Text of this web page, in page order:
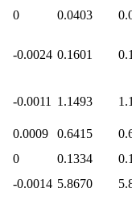
0 0.0403
-0.0024 0.1601
-0.0011 1.1493
0.0009 0.6415
0 0.1334
-0.0014 5.8670